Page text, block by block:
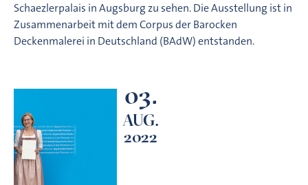
Schaezlerpalais in Augsburg zu sehen. Die Ausstellung ist in
Zusammenarbeit mit dem Corpus der Barocken
Deckenmalerei in Deutschland (BAdW) entstanden.
03.
AUG.
2022